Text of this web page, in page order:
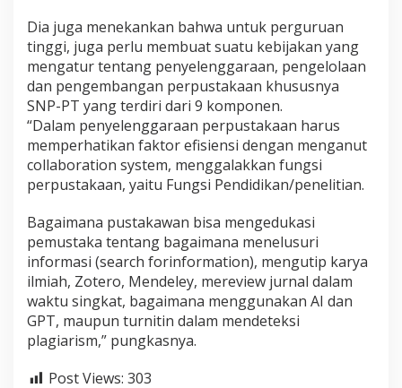
Dia juga menekankan bahwa untuk perguruan
tinggi, juga perlu membuat suatu kebijakan yang
mengatur tentang penyelenggaraan, pengelolaan
dan pengembangan perpustakaan khususnya
SNP-PT yang terdiri dari 9 komponen.
“Dalam penyelenggaraan perpustakaan harus
memperhatikan faktor efisiensi dengan menganut
collaboration system, menggalakkan fungsi
perpustakaan, yaitu Fungsi Pendidikan/penelitian.
Bagaimana pustakawan bisa mengedukasi
pemustaka tentang bagaimana menelusuri
informasi (search forinformation), mengutip karya
ilmiah, Zotero, Mendeley, mereview jurnal dalam
waktu singkat, bagaimana menggunakan AI dan
GPT, maupun turnitin dalam mendeteksi
plagiarism,” pungkasnya.
Post Views: 303